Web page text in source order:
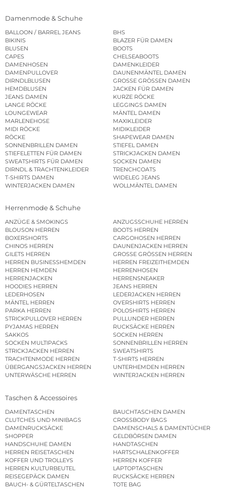
Damenmode & Schuhe
BALLOON / BARREL JEANS
BHS
BIKINIS
BLAZER FÜR DAMEN
BLUSEN
BOOTS
CAPES
CHELSEABOOTS
DAMENHOSEN
DAMENKLEIDER
DAMENPULLOVER
DAUNENMÄNTEL DAMEN
DIRNDLBLUSEN
GROSSE GRÖSSEN DAMEN
HEMDBLUSEN
JACKEN FÜR DAMEN
JEANS DAMEN
KURZE RÖCKE
LANGE RÖCKE
LEGGINGS DAMEN
LOUNGEWEAR
MÄNTEL DAMEN
MARLENEHOSE
MAXIKLEIDER
MIDI RÖCKE
MIDIKLEIDER
RÖCKE
SHAPEWEAR DAMEN
SONNENBRILLEN DAMEN
STIEFEL DAMEN
STIEFELETTEN FÜR DAMEN
STRICKJACKEN DAMEN
SWEATSHIRTS FÜR DAMEN
SOCKEN DAMEN
DIRNDL & TRACHTENKLEIDER
TRENCHCOATS
T-SHIRTS DAMEN
WIDELEG JEANS
WINTERJACKEN DAMEN
WOLLMÄNTEL DAMEN
Herrenmode & Schuhe
ANZÜGE & SMOKINGS
ANZUGSSCHUHE HERREN
BLOUSON HERREN
BOOTS HERREN
BOXERSHORTS
CARGOHOSEN HERREN
CHINOS HERREN
DAUNENJACKEN HERREN
GILETS HERREN
GROSSE GRÖSSEN HERREN
HERREN BUSINESSHEMDEN
HERREN FREIZEITHEMDEN
HERREN HEMDEN
HERRENHOSEN
HERRENJACKEN
HERRENSNEAKER
HOODIES HERREN
JEANS HERREN
LEDERHOSEN
LEDERJACKEN HERREN
MÄNTEL HERREN
OVERSHIRTS HERREN
PARKA HERREN
POLOSHIRTS HERREN
STRICKPULLOVER HERREN
PULLUNDER HERREN
PYJAMAS HERREN
RUCKSÄCKE HERREN
SAKKOS
SOCKEN HERREN
SOCKEN MULTIPACKS
SONNENBRILLEN HERREN
STRICKJACKEN HERREN
SWEATSHIRTS
TRACHTENMODE HERREN
T-SHIRTS HERREN
ÜBERGANGSJACKEN HERREN
UNTERHEMDEN HERREN
UNTERWÄSCHE HERREN
WINTERJACKEN HERREN
Taschen & Accessoires
DAMENTASCHEN
BAUCHTASCHEN DAMEN
CLUTCHES UND MINIBAGS
CROSSBODY BAGS
DAMENRUCKSÄCKE
DAMENSCHALS & DAMENTÜCHER
SHOPPER
GELDBÖRSEN DAMEN
HANDSCHUHE DAMEN
HANDTASCHEN
HERREN REISETASCHEN
HARTSCHALENKOFFER
KOFFER UND TROLLEYS
HERREN KOFFER
HERREN KULTURBEUTEL
LAPTOPTASCHEN
REISEGEPÄCK DAMEN
RUCKSÄCKE HERREN
BAUCH- & GÜRTELTASCHEN
TOTE BAG